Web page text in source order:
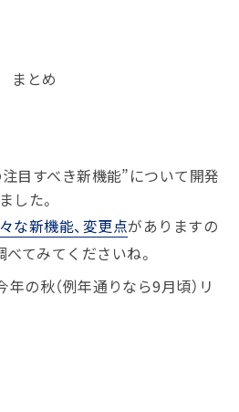
まとめ
目すべき新機能”について開発
した。
な新機能、変更点がありますの
てみてくださいね。
の秋（例年通りなら9月頃）リ